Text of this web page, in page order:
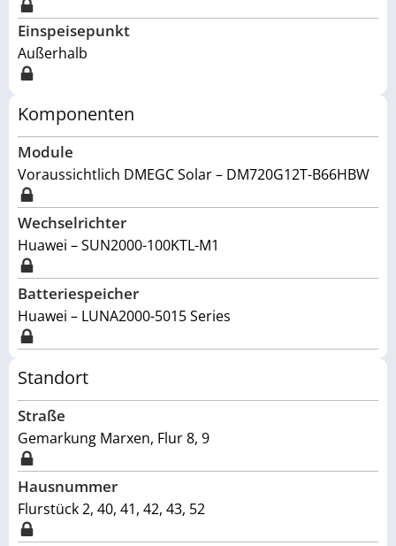
Einspeisepunkt
Außerhalb
Komponenten
Module
Voraussichtlich DMEGC Solar – DM720G12T-B66HBW
Wechselrichter
Huawei – SUN2000-100KTL-M1
Batteriespeicher
Huawei – LUNA2000-5015 Series
Standort
Straße
Gemarkung Marxen, Flur 8, 9
Hausnummer
Flurstück 2, 40, 41, 42, 43, 52